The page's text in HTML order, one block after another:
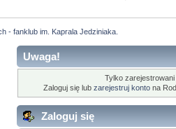
- fanklub im. Kaprala Jedziniaka.
Uwaga!
Tylko
Zaloguj się lub zarejestruj konto na
Zaloguj się